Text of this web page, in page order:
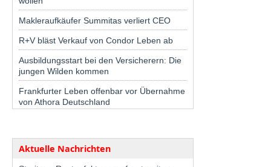
Makleraufkäufer Summitas verliert CEO
R+V bläst Verkauf von Condor Leben ab
Ausbildungsstart bei den Versicherern: Die
jungen Wilden kommen
Frankfurter Leben offenbar vor Übernahme
von Athora Deutschland
Aktuelle Nachrichten